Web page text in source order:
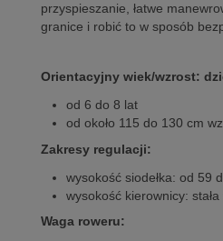
przyspieszanie, łatwe
granice i robić to w sposób
Orientacyjny wiek/wzrost:
od 6 do 8 lat
od około 115 do 130 cm
Zakresy regulacji:
wysokość siodełka: od 59
wysokość kierownicy:
Waga roweru: